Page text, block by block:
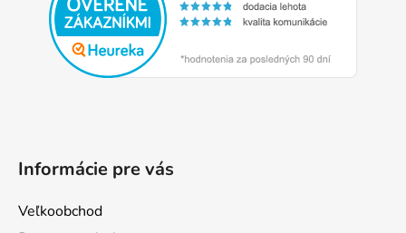
Informácie pre vás
Veľkoobchod